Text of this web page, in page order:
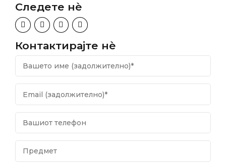
Следете нѐ
Контактирајте нѐ